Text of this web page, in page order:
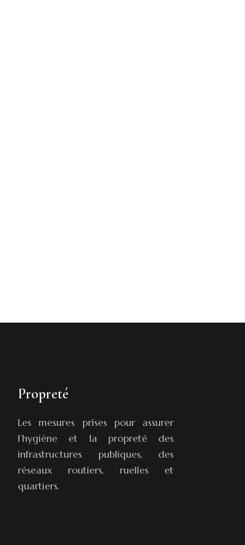
Propreté
Les mesures prises pour assurer
l’hygiène et la propreté des
infrastructures publiques, des
réseaux routiers, ruelles et
quartiers.